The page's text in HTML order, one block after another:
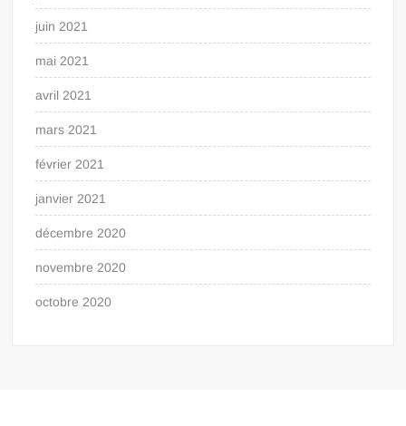
juin 2021
mai 2021
avril 2021
mars 2021
février 2021
janvier 2021
décembre 2020
novembre 2020
octobre 2020